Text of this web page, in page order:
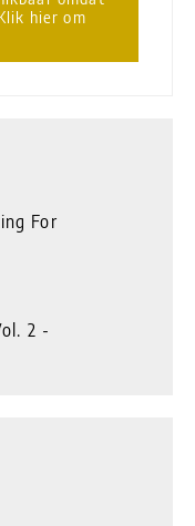
hier om
For
2 -